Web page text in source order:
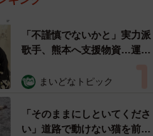
「不謹慎でないかと」実力派
歌手、熊本へ支援物資…運搬
めらい 「痛いほど伝わる」
まいどなトピック
「そのままにしといてくださ
い」道路で動けない猫を前に